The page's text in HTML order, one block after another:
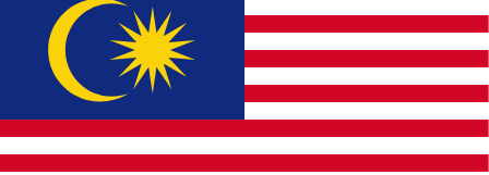
2. Kanser serviks (kanser pangkal rahim)
Antara penyebab utama ialah jangkitan virus
Human Papillomavirus (HPV)
Saringan: Ujian Pap smear dan Ujian HPV DNA